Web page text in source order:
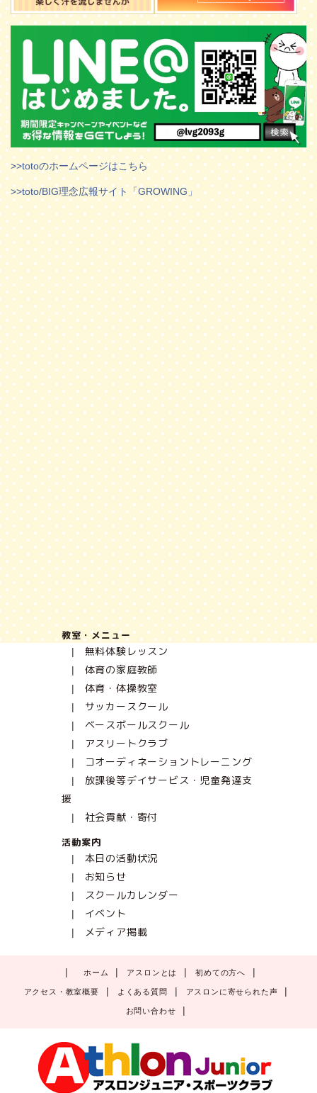
>>totoのホームページはこちら
>>toto/BIG理念広報サイト「GROWING」
教室・メニュー
無料体験レッスン
体育の家庭教師
体育・体操教室
サッカースクール
ベースボールスクール
アスリートクラブ
コオーディネーショントレーニング
放課後等デイサービス・児童発達支
援
社会貢献・寄付
活動案内
本日の活動状況
お知らせ
スクールカレンダー
イベント
メディア掲載
ホーム アスロンとは 初めての方へ
アクセス・教室概要 よくある質問 アスロンに寄せられた声
お問い合わせ